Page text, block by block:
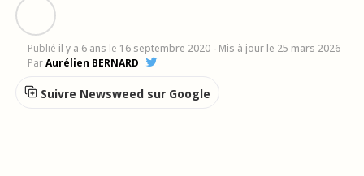
Publié il y a 6 ans le 16 septembre 2020 - Mis à jour le 25 mars 2026
ParAurélien BERNARD
Suivre Newsweed sur Google